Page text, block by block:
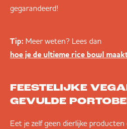
gegarandeerd!
Tip: Meer weten? Lees dan
hoe je de ultieme rice bowl
FEESTELIJKE
GEVULDE
Eet je zelf geen dierlijke